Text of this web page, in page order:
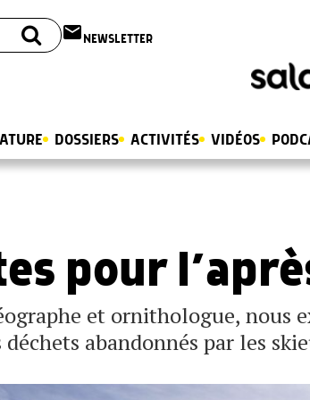
email NEWSLETTER
DOSSIERS ACTIVITÉS VIDÉOS
pour
et ornithologue, nous
abandonnés par les